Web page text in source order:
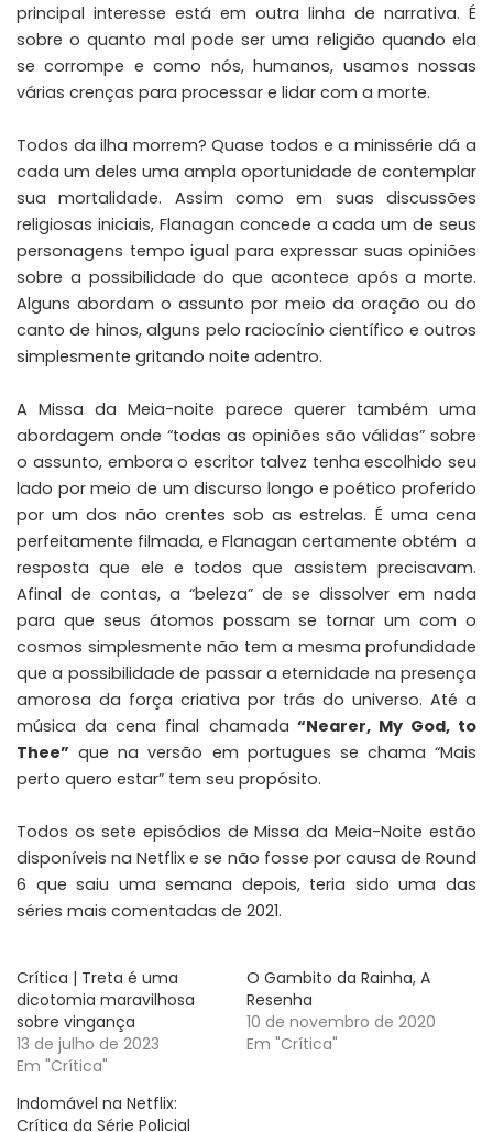
principal interesse está em outra linha de narrativa. É
sobre o quanto mal pode ser uma religião quando ela
se corrompe e como nós, humanos, usamos nossas
várias crenças para processar e lidar com a morte.
Todos da ilha morrem? Quase todos e a minissérie dá a
cada um deles uma ampla oportunidade de contemplar
sua mortalidade. Assim como em suas discussões
religiosas iniciais, Flanagan concede a cada um de seus
personagens tempo igual para expressar suas opiniões
sobre a possibilidade do que acontece após a morte.
Alguns abordam o assunto por meio da oração ou do
canto de hinos, alguns pelo raciocínio científico e outros
simplesmente gritando noite adentro.
A Missa da Meia-noite parece querer também uma
abordagem onde “todas as opiniões são válidas” sobre
o assunto, embora o escritor talvez tenha escolhido seu
lado por meio de um discurso longo e poético proferido
por um dos não crentes sob as estrelas. É uma cena
perfeitamente filmada, e Flanagan certamente obtém a
resposta que ele e todos que assistem precisavam.
Afinal de contas, a “beleza” de se dissolver em nada
para que seus átomos possam se tornar um com o
cosmos simplesmente não tem a mesma profundidade
que a possibilidade de passar a eternidade na presença
amorosa da força criativa por trás do universo. Até a
música da cena final chamada “Nearer, My God, to
Thee” que na versão em portugues se chama “Mais
perto quero estar” tem seu propósito.
Todos os sete episódios de Missa da Meia-Noite estão
disponíveis na Netflix e se não fosse por causa de Round
6 que saiu uma semana depois, teria sido uma das
séries mais comentadas de 2021.
Crítica | Treta é uma
dicotomia maravilhosa
sobre vingança
13 de julho de 2023
Em "Crítica"
O Gambito da Rainha, A
Resenha
10 de novembro de 2020
Em "Crítica"
Indomável na Netflix:
Crítica da Série Policial